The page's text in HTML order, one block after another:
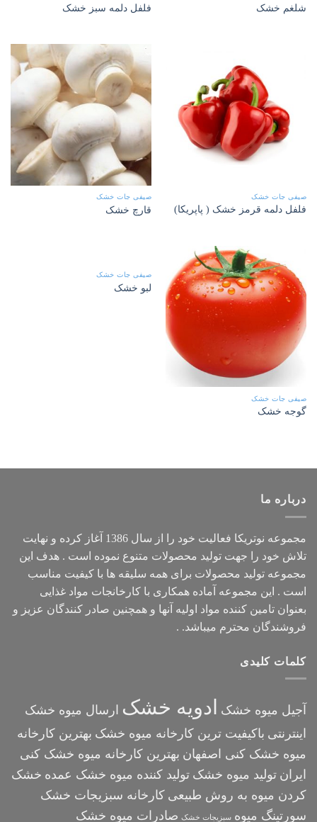
شلغم خشک فلفل دلمه سبز خشک
صیفی جات خشک
فلفل دلمه قرمز خشک ( پاپریکا)
صیفی جات خشک
قارچ خشک
صیفی جات خشک
گوجه خشک
صیفی جات خشک
لبو خشک
درباره ما
مجموعه نوتریکا
فعالیت خود را از سال 1386 آغاز کرده و نهایت
تلاش خود را جهت تولید محصولات متنوع نموده است . هدف این
مجموعه تولید محصولات برای همه سلیقه ها با کیفیت مناسب
است . این مجموعه آماده همکاری با کارخانجات مواد غذایی
بعنوان تامین کننده مواد اولیه آنها و همچنین صادر کنندگان عزیز و
فروشندگان محترم میباشد. .
کلمات کلیدی
آجیل میوه خشک ادویه خشک ارسال میوه خشک
اینترنتی باکیفیت ترین کارخانه میوه خشک بهترین کارخانه
میوه خشک کنی اصفهان بهترین کارخانه میوه خشک کنی
ایران تولید میوه خشک تولید کننده میوه خشک عمده خشک
کردن میوه به روش طبیعی کارخانه سبزیجات خشک
سورتینگ میوه سبزیجات خشک صادرات میوه خشک